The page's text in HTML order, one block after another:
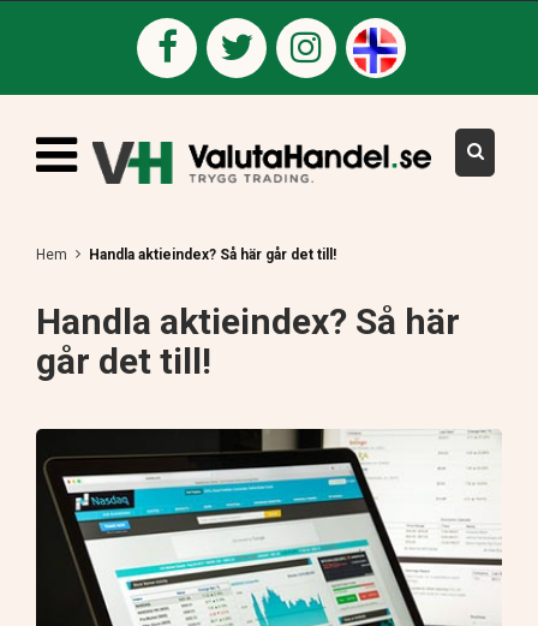
Hem Handla aktieindex? Så här går det till!
Handla aktieindex? Så här
går det till!